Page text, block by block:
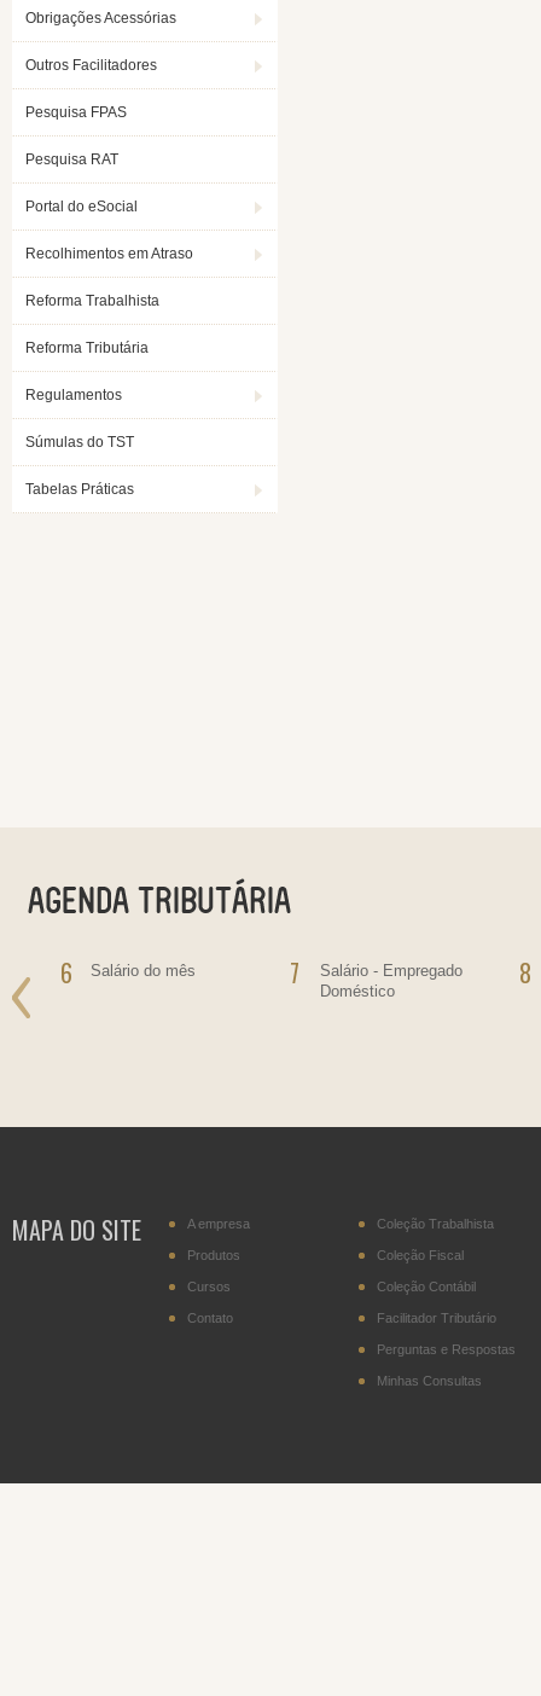
Obrigações Acessórias
Outros Facilitadores
Pesquisa FPAS
Pesquisa RAT
Portal do eSocial
Recolhimentos em Atraso
Reforma Trabalhista
Reforma Tributária
Regulamentos
Súmulas do TST
Tabelas Práticas
6 Salário do mês 7
Salário - Empregado
Doméstico
8
MAPA DO SITE A empresa
Produtos
Cursos
Contato
Coleção Trabalhista
Coleção Fiscal
Coleção Contábil
Facilitador Tributário
Perguntas e Respostas
Minhas Consultas